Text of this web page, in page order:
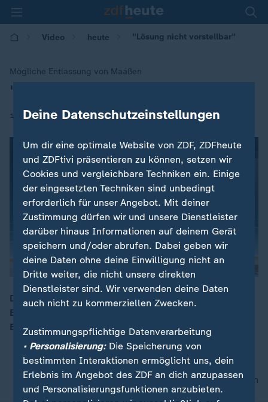
Video heute "Lösung nicht vorstellbar"
Mögliche Entlassung von Maaßen
:"Maaßen-Versetzung wahrscheinlich"
18.09.2018 | 17:00
Die Koalition diskutiert heute über eine mögliche
Entlassung von Verfassungspräsident Maaßen. In
Berlin: ZDF-Korrespondentin Bettina Schausten.
nach oben
Deine Datenschutzeinstellungen
Um dir eine optimale Website von ZDF, ZDFheute
und ZDFtivi präsentieren zu können, setzen wir
Cookies und vergleichbare Techniken ein. Einige
der eingesetzten Techniken sind unbedingt
erforderlich für unser Angebot. Mit deiner
Zustimmung dürfen wir und unsere Dienstleister
darüber hinaus Informationen auf deinem Gerät
speichern und/oder abrufen. Dabei geben wir
deine Daten ohne deine Einwilligung nicht an
Dritte weiter, die nicht unsere direkten
Dienstleister sind. Wir verwenden deine Daten
auch nicht zu kommerziellen Zwecken.
Zustimmungspflichtige Datenverarbeitung
• Personalisierung:Die Speicherung von
bestimmten Interaktionen ermöglicht uns, dein
Erlebnis im Angebot des ZDF an dich anzupassen
und Personalisierungsfunktionen anzubieten.